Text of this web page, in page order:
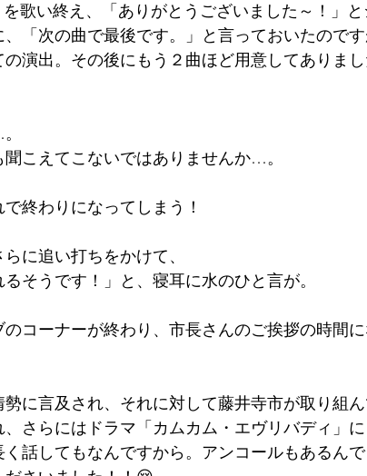
歌い終え、「ありがとうございました～！」と
、「次の曲で最後です。」と言っておいたので
演出。その後にもう２曲ほど用意してありまし
こえてこないではありませんか…。
終わりになってしまう！
に追い打ちをかけて、
そうです！」と、寝耳に水のひと言が。
コーナーが終わり、市長さんのご挨拶の時間
に言及され、それに対して藤井寺市が取り組
さらにはドラマ「カムカム・エヴリバディ」
話してもなんですから。アンコールもあるんで